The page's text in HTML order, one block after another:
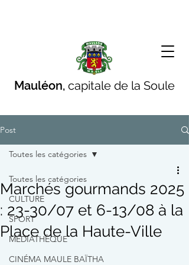
Mauléon, capitale de la Soule
Post
Toutes les catégories
CULTURE
SPORT
MÉDIATHÈQUE
CINÉMA MAULE BAÏTHA
Toutes les catégories
Marchés gourmands 2025
: 23-30/07 et 6-13/08 à la
Place de la Haute-Ville